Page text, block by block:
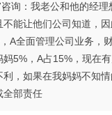
询：我老公和他的经
能让他们公司知道，
A全面管理公司业务，
5%，A占15%，现在
，如果在我妈妈不知
全部责任